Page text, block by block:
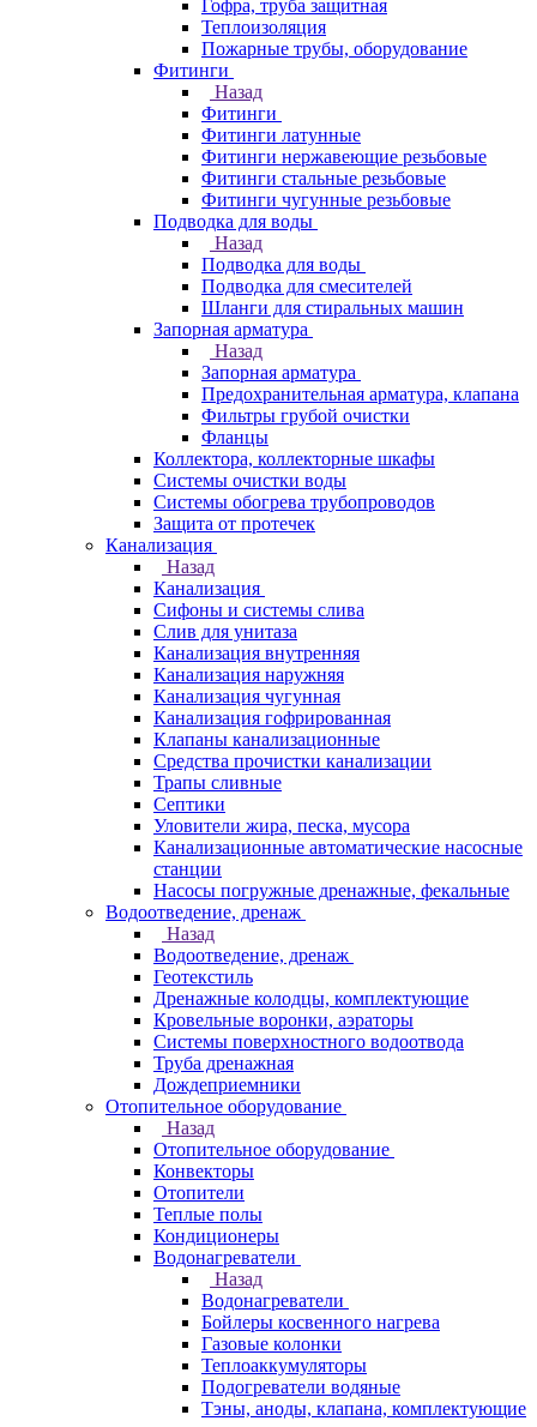
Гофра, труба защитная
Теплоизоляция
Пожарные трубы, оборудование
Фитинги
Назад
Фитинги
Фитинги латунные
Фитинги нержавеющие резьбовые
Фитинги стальные резьбовые
Фитинги чугунные резьбовые
Подводка для воды
Назад
Подводка для воды
Подводка для смесителей
Шланги для стиральных машин
Запорная арматура
Назад
Запорная арматура
Предохранительная арматура, клапана
Фильтры грубой очистки
Фланцы
Коллектора, коллекторные шкафы
Системы очистки воды
Системы обогрева трубопроводов
Защита от протечек
Канализация
Назад
Канализация
Сифоны и системы слива
Слив для унитаза
Канализация внутренняя
Канализация наружняя
Канализация чугунная
Канализация гофрированная
Клапаны канализационные
Средства прочистки канализации
Трапы сливные
Септики
Уловители жира, песка, мусора
Канализационные автоматические насосные
станции
Насосы погружные дренажные, фекальные
Водоотведение, дренаж
Назад
Водоотведение, дренаж
Геотекстиль
Дренажные колодцы, комплектующие
Кровельные воронки, аэраторы
Системы поверхностного водоотвода
Труба дренажная
Дождеприемники
Отопительное оборудование
Назад
Отопительное оборудование
Конвекторы
Отопители
Теплые полы
Кондиционеры
Водонагреватели
Назад
Водонагреватели
Бойлеры косвенного нагрева
Газовые колонки
Теплоаккумуляторы
Подогреватели водяные
Тэны, аноды, клапана, комплектующие